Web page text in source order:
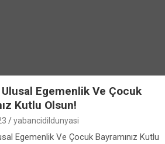
Egemenlik Ve Çocuk
Kutlu Olsun!
yabancidildunyasi
Egemenlik Ve Çocuk Bayramınız Kutlu